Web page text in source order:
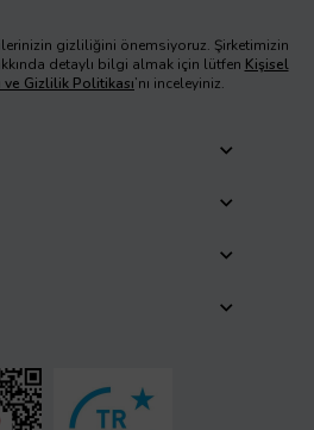
gizliliğini önemsiyoruz. Şirketimizin
detaylı bilgi almak için lütfen Kişisel
ve Gizlilik Politikası’nı inceleyiniz.